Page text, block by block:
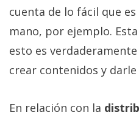
cuenta de lo fácil que
mano, por ejemplo.
esto es
crear contenidos y
En relación con la